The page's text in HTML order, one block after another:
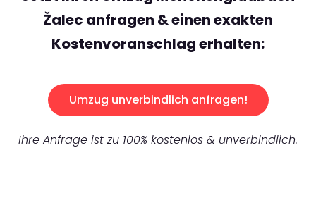
Žalec anfragen & einen exakten
Kostenvoranschlag erhalten:
Umzug unverbindlich anfragen!
Ihre Anfrage ist zu 100% kostenlos & unverbindlich.